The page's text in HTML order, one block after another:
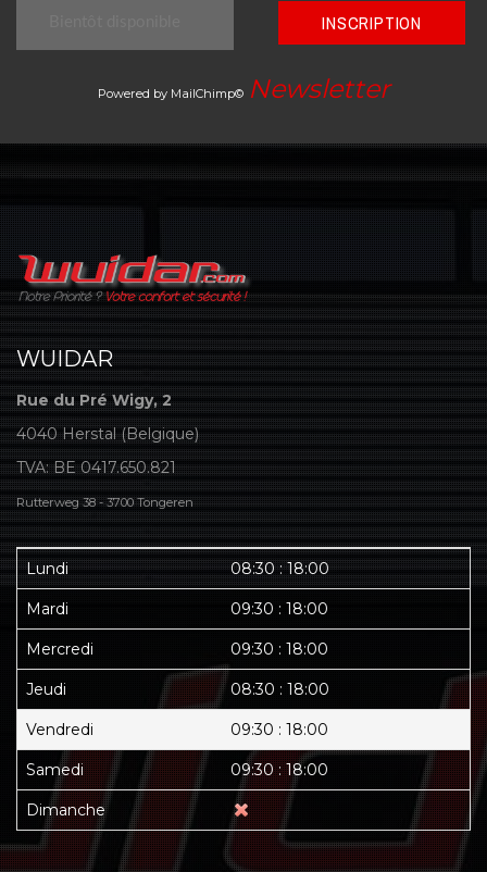
INSCRIPTION
Powered by MailChimp© Newsletter
WUIDAR
Rue du Pré Wigy, 2
4040 Herstal (Belgique)
TVA: BE 0417.650.821
Rutterweg 38 - 3700 Tongeren
Lundi 08:30 : 18:00
Mardi 09:30 : 18:00
Mercredi 09:30 : 18:00
Jeudi 08:30 : 18:00
Vendredi 09:30 : 18:00
Samedi 09:30 : 18:00
Dimanche